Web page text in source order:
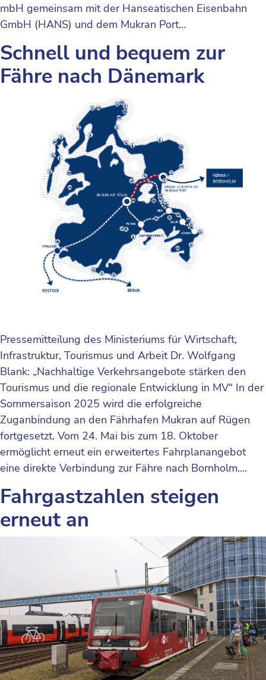
mbH gemeinsam mit der Hanseatischen Eisenbahn
GmbH (HANS) und dem Mukran Port…
Schnell und bequem zur
Fähre nach Dänemark
Pressemitteilung des Ministeriums für Wirtschaft,
Infrastruktur, Tourismus und Arbeit Dr. Wolfgang
Blank: „Nachhaltige Verkehrsangebote stärken den
Tourismus und die regionale Entwicklung in MV“ In der
Sommersaison 2025 wird die erfolgreiche
Zuganbindung an den Fährhafen Mukran auf Rügen
fortgesetzt. Vom 24. Mai bis zum 18. Oktober
ermöglicht erneut ein erweitertes Fahrplanangebot
eine direkte Verbindung zur Fähre nach Bornholm.…
Fahrgastzahlen steigen
erneut an